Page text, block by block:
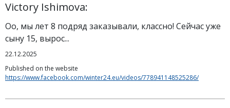
Victory Ishimova:
Оо, мы лет 8 подряд заказывали, классно! Сейчас уже
сыну 15, вырос...
22.12.2025
Published on the website
https://www.facebook.com/winter24.eu/videos/778941148525286/